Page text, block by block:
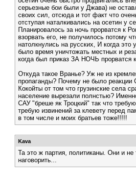
серьезные бои были у Джава) не
своих сил, отсюда и тот факт что
отступая наталкивались на осетин у
Планировалось за ночь прорватся к
взорвать его, не получилось потому
натолкнулись на русских, И когда это
было время уничтожать местных и
когда был приказ ЗА НОЧЬ прорватся
Откуда такое Вранье? Уж не из
пропаганды? Почему не было реакции
Кокойты от том что грузинские села
население вырезали полнстью?
САУ "бреше як Троцкий" так что
требую извинений за клевету перед
в том числе и моих братьев тоже!!!!!
Kava
Та это ж партия, политиканы. Они и не
наговорить...